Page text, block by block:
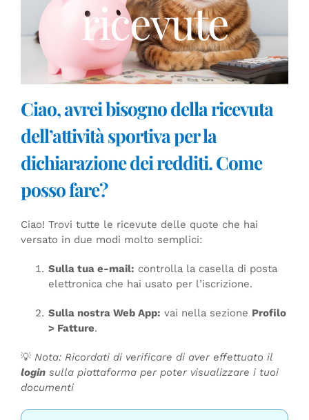
ricevute
Ciao, avrei bisogno della ricevuta
dell’attività sportiva per la
dichiarazione dei redditi. Come
posso fare?
Ciao! Trovi tutte le ricevute delle quote che hai
versato in due modi molto semplici:
Sulla tua e-mail: controlla la casella di posta
elettronica che hai usato per l’iscrizione.
Sulla nostra Web App: vai nella sezione Profilo
> Fatture.
💡 Nota: Ricordati di verificare di aver effettuato il
login sulla piattaforma per poter visualizzare i tuoi
documenti